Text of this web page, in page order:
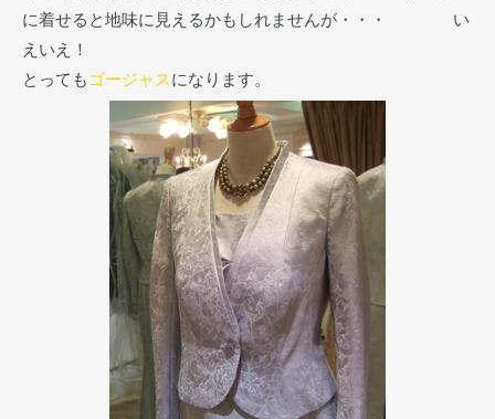
に着せると地味に見えるかもしれませんが・・・ い
えいえ！
とっても ゴージャスになります。